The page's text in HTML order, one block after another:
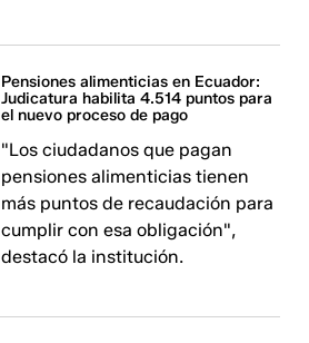
Pensiones alimenticias en Ecuador:
Judicatura habilita 4.514 puntos para
el nuevo proceso de pago
"Los ciudadanos que pagan
pensiones alimenticias tienen
más puntos de recaudación para
cumplir con esa obligación",
destacó la institución.